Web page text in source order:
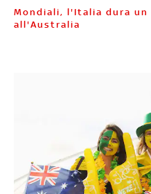
Mondiali, l'Italia dura un tempo. Poi cede
all'Australia